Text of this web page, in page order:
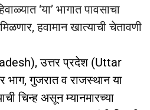
‘या’ भागात पावसाचा
हवामान खात्याची चेतावणी
उत्तर प्रदेश (Uttar
भाग, गुजरात व राजस्थान या
चिन्ह असून म्यानमारच्या